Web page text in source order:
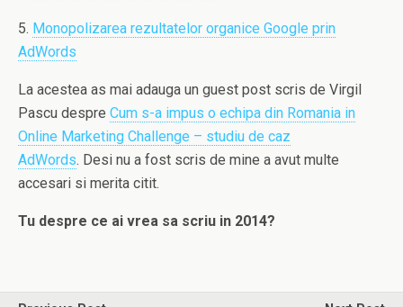
5. Monopolizarea rezultatelor organice Google prin
AdWords
La acestea as mai adauga un guest post scris de Virgil
Pascu despre Cum s-a impus o echipa din Romania in
Online Marketing Challenge – studiu de caz
AdWords. Desi nu a fost scris de mine a avut multe
accesari si merita citit.
Tu despre ce ai vrea sa scriu in 2014?